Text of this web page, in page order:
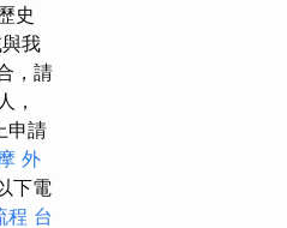
史
我
，請
，
申請
外
下電
程 台